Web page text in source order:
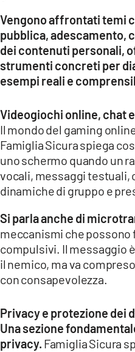
Vengono affrontati temi
pubblica, adescamento,
dei contenuti personali,
strumenti concreti per
esempi reali e
Videogiochi online, chat
Il mondo del gaming
Famiglia Sicura spiega
uno schermo quando un
vocali, messaggi
dinamiche di gruppo e
Si parla anche di
meccanismi che
compulsivi. Il messaggio
il nemico, ma va
con consapevolezza.
Privacy e protezione dei
Una sezione
privacy. Famiglia Sicura